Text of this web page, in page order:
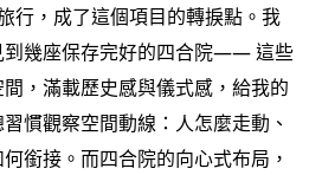
行 ， 成了這個項目的轉捩點。我
幾座保存完好的四合院——這些
， 滿載歷史感與儀式感 ， 給我的
慣觀察空間動線 ： 人怎麼走動、
銜接。而四合院的向心式布局 ，